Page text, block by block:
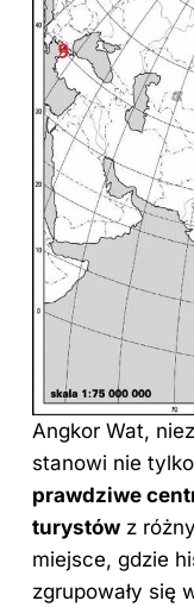
Angkor Wat,
stanowi nie
prawdziwe
turystów z
miejsce, gdzie
zgrupowały się